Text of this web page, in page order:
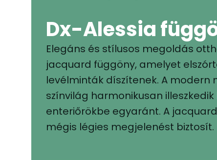
Dx-Alessia
Elegáns és stílusos megoldás
jacquard függöny, amelyet
levélminták díszítenek. A modern
színvilág harmonikusan
enteriőrökbe egyaránt. A
mégis légies megjelenést biztosít.